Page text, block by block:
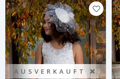
AUSVERKAUFT ❌